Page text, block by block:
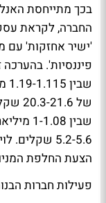
בכך מתייחסת
החברה, לקראת
'ישיר אחזקות' עם
פיננסיות'.
של
שבין
5.2-5.6
הצעת החלפת
פעילות חברות